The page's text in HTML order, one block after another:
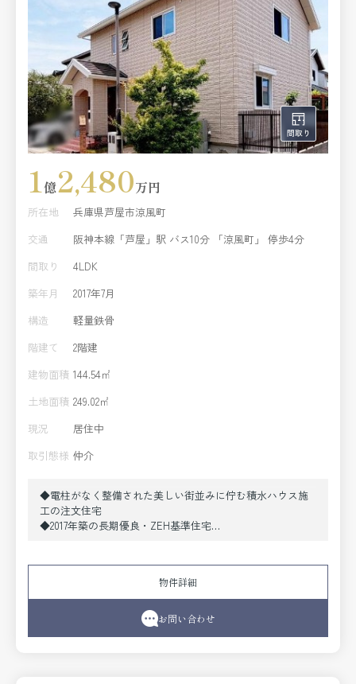
1 億2,480万円
所在地
兵庫県芦屋市涼風町
交通
阪神本線「芦屋」駅 バス10分 「涼風町」 停歩4分
間取り
4LDK
築年月
2017年7月
構造
軽量鉄骨
階建て
2階建
建物面積 144.54㎡
土地面積 249.02㎡
現況
居住中
取引態様 仲介
◆電柱がなく整備された美しい街並みに佇む積水ハウス施
工の注文住宅
◆2017年築の長期優良・ZEH基準住宅
◆北西角地につき開放感があり、日当たり・通風良好
◆広々としたお庭に加え、カースペースは2台分ございます
◆道路幅員は約6.3mとゆとりがあり、車の出し入れもスム
物件詳細
お問い合わせ